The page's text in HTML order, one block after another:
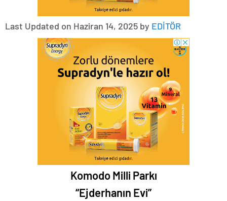
Last Updated on Haziran 14, 2025 by EDİTÖR
Komodo Milli Parkı
“Ejderhanın Evi”